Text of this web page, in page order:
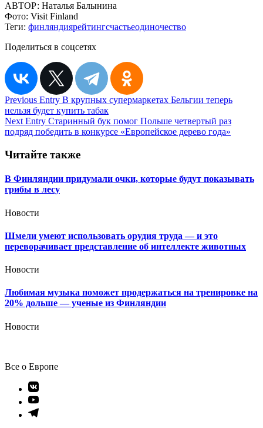
АВТОР: Наталья Балынина
Фото: Visit Finland
Теги: финляндиярейтингсчастьеодиночество
Поделиться в соцсетях
Навигация
по
записям
Previous Entry В крупных супермаркетах Бельгии теперь
нельзя будет купить табак
Next Entry Старинный бук помог Польше четвертый раз
подряд победить в конкурсе «Европейское дерево года»
Читайте также
В Финляндии придумали очки, которые будут показывать
грибы в лесу
Новости
Шмели умеют использовать орудия труда — и это
переворачивает представление об интеллекте животных
Новости
Любимая музыка поможет продержаться на тренировке на
20% дольше — ученые из Финляндии
Новости
Все о Европе
Элемент
меню
Элемент
меню
Элемент